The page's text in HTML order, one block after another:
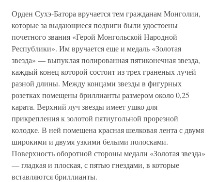
Орден Сухэ-Батора вручается тем гражданам Монголии,
которые за выдающиеся подвиги были удостоены
почетного звания «Герой Монгольской Народной
Республики». Им вручается еще и медаль «Золотая
звезда» — выпуклая полированная пятиконечная звезда,
каждый конец которой состоит из трех граненых лучей
разной длины. Между концами звезды в фигурных
розетках помещены бриллианты размером около 0,25
карата. Верхний луч звезды имеет ушко для
прикрепления к золотой пятиугольной прорезной
колодке. В ней помещена красная шелковая лента с двумя
широкими и двумя узкими белыми полосками.
Поверхность оборотной стороны медали «Золотая звезда»
— гладкая и плоская, с пятью гнездами, в которые
вставляются бриллианты.